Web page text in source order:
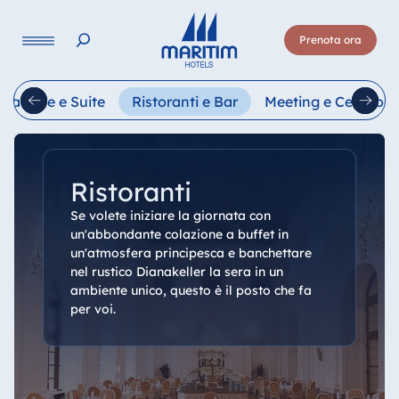
Prenota ora
English Français
Camere e Suite Ristoranti e Bar Meeting e
Ristoranti
Se volete iniziare la giornata con
un'abbondante colazione a buffet in
un'atmosfera principesca e banchettare
nel rustico Dianakeller la sera in un
ambiente unico, questo è il posto che fa
per voi.